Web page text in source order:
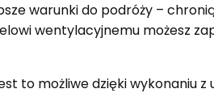
warunki do podróży –
wentylacyjnemu możesz
to możliwe dzięki wykonaniu